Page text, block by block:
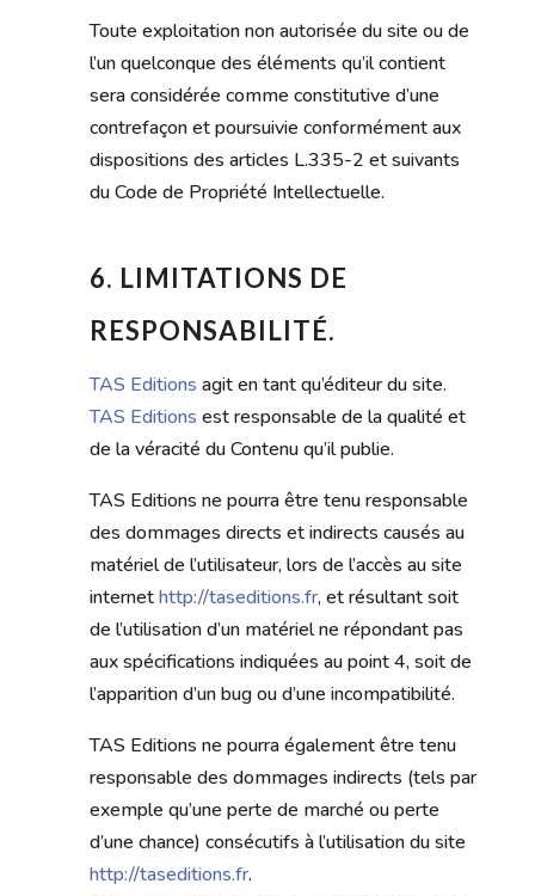
Toute exploitation non autorisée du site ou de
l’un quelconque des éléments qu’il contient
sera considérée comme constitutive d’une
contrefaçon et poursuivie conformément aux
dispositions des articles L.335-2 et suivants
du Code de Propriété Intellectuelle.
6. LIMITATIONS DE
RESPONSABILITÉ.
TAS Editions agit en tant qu’éditeur du site.
TAS Editions est responsable de la qualité et
de la véracité du Contenu qu’il publie.
TAS Editions ne pourra être tenu responsable
des dommages directs et indirects causés au
matériel de l’utilisateur, lors de l’accès au site
internethttp://taseditions.fr, et résultant soit
de l’utilisation d’un matériel ne répondant pas
aux spécifications indiquées au point 4, soit de
l’apparition d’un bug ou d’une incompatibilité.
TAS Editions ne pourra également être tenu
responsable des dommages indirects (tels par
exemple qu’une perte de marché ou perte
d’une chance) consécutifs à l’utilisation du site
http://taseditions.fr.